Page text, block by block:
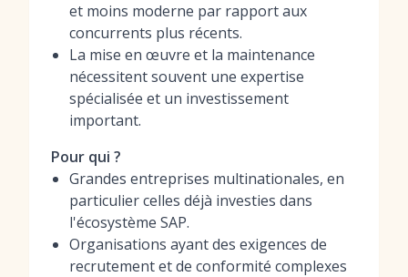
et moins moderne par rapport aux
concurrents plus récents.
La mise en œuvre et la maintenance
nécessitent souvent une expertise
spécialisée et un investissement
important.
Pour qui ?
Grandes entreprises multinationales, en
particulier celles déjà investies dans
l'écosystème SAP.
Organisations ayant des exigences de
recrutement et de conformité complexes